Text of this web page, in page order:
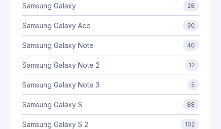
Samsung Galaxy 28
Samsung Galaxy Ace 30
Samsung Galaxy Note 40
Samsung Galaxy Note 2 12
Samsung Galaxy Note 3 5
Samsung Galaxy S 88
Samsung Galaxy S 2 102